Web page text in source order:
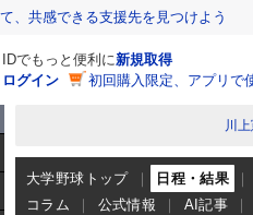
、共感できる支援先を見つけよう
IDでもっと便利に新規取得
ログイン
初回購入限定、アプリで
川
大学野球トップ 日程・結果
コラム
公式情報 AI記事